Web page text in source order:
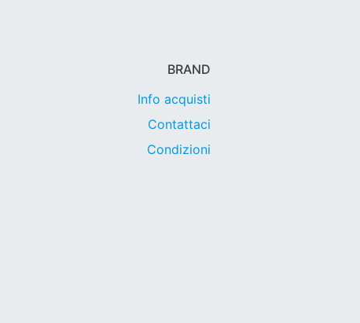
BRAND
Info acquisti
Contattaci
Condizioni